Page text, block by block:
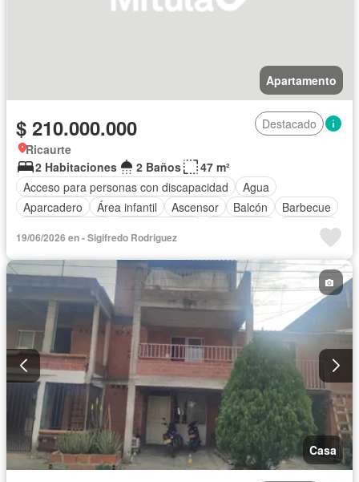
Apartamento
$ 210.000.000
Destacado
Ricaurte
2 Habitaciones
2 Baños
47 m²
Acceso para personas con discapacidad
Agua
Aparcadero
Área infantil Ascensor Balcón
Barbecue
Gimnasio
Jacuzzi
Jardín Piscina
Seguridad privada
Tanque de agua
Vista panorámica
19/06/2026 en - Sigifredo Rodriguez
Casa